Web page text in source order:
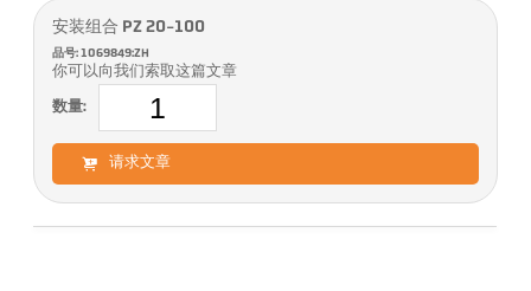
安装组合 PZ 20-100
品号: 1069849:ZH
你可以向我们索取这篇文章
数量:
请求文章